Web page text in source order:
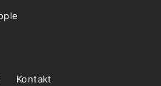
Kontakt